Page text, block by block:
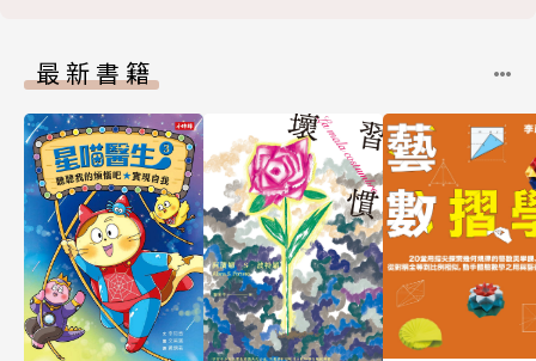
最新書籍